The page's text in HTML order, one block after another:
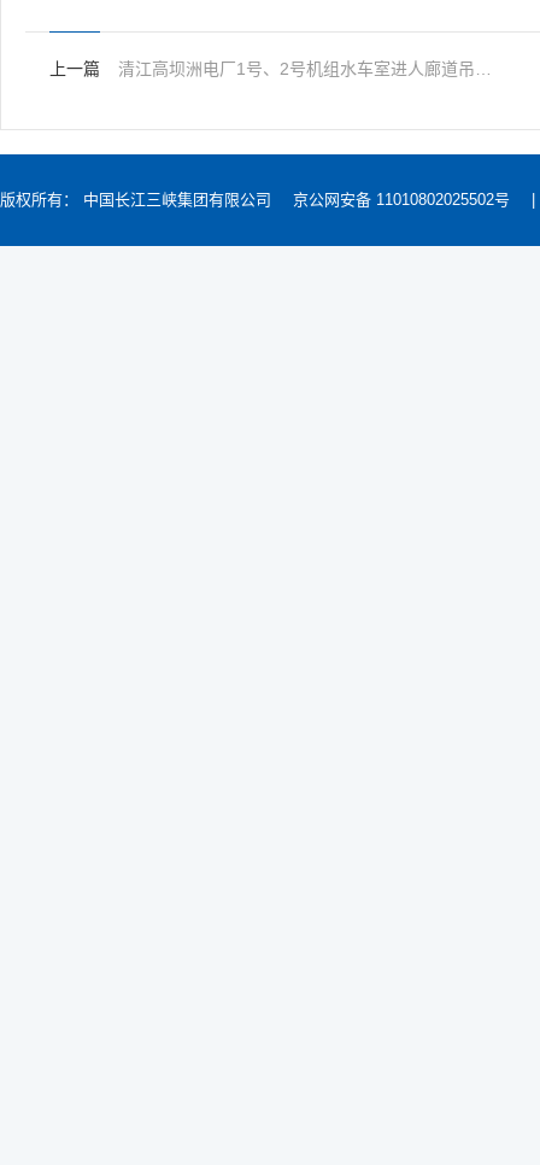
上一篇
版权所有： 中国长江三峡集团有限公司 京公网安备 11010802025502号